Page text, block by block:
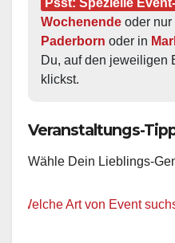
Psst: Spezielle
Wochenende oder nur
Paderborn oder in
Du, auf den jeweiligen
klickst.
Veranstaltungs-
Wähle Dein Lieblings-
Art von Event suchst Du